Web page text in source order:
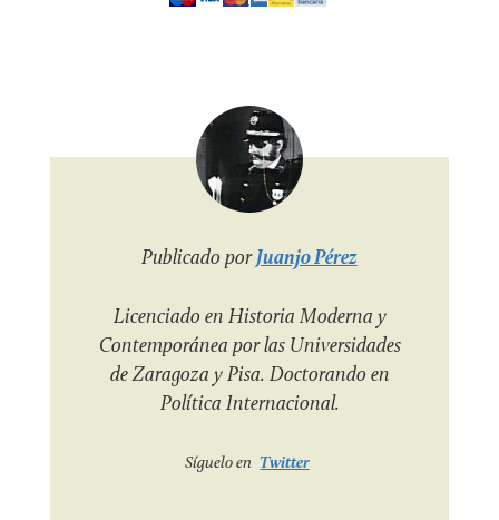
Publicado porJuanjo Pérez
Licenciado en Historia Moderna y
Contemporánea por las Universidades
de Zaragoza y Pisa. Doctorando en
Política Internacional.
Síguelo en Twitter